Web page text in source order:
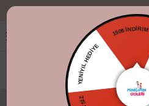
150₺ İNDİRİM
YENİYIL HEDİYE